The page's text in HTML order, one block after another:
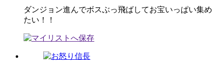
ダンジョン進んでボスぶっ飛ばしてお宝いっぱい集め
たい！！